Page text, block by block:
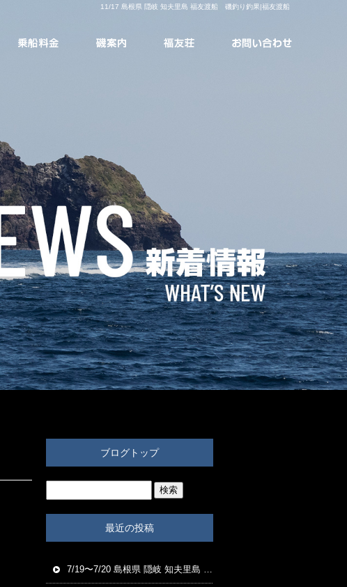
11/17 島根県 隠岐 知夫里島 福友渡船 磯釣り釣果|福友渡船
ブログトップ
最近の投稿
7/19〜7/20 島根県 隠岐 知夫里島 福友渡船 磯釣り釣果